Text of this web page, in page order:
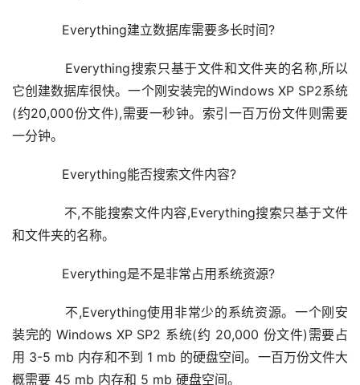
Everything建立数据库需要多长时间?
Everything搜索只基于文件和文件夹的名称,所以
它创建数据库很快。一个刚安装完的Windows XP SP2系统
(约20,000份文件),需要一秒钟。索引一百万份文件则需要
一分钟。
Everything能否搜索文件内容?
不,不能搜索文件内容,Everything搜索只基于文件
和文件夹的名称。
Everything是不是非常占用系统资源?
不,Everything使用非常少的系统资源。一个刚安
装完的 Windows XP SP2 系统(约 20,000 份文件)需要占
用 3-5 mb 内存和不到 1 mb 的硬盘空间。一百万份文件大
概需要 45 mb 内存和 5 mb 硬盘空间。